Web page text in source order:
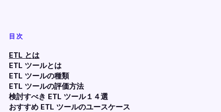
目次
ETL とは
ETL ツールとは
ETL ツールの種類
ETL ツールの評価方法
検討すべき ETL ツール１４選
おすすめ ETL ツールのユースケース